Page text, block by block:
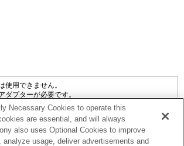
使用できません。
ダプターが必要です。
ません。
動作音が内蔵マイクから記録されます。
ド、S（シャッター優先）モード、M（マニュアル）モ
画撮影中にシャッタースピードや絞りの設定ができま
Necessary Cookies to operate this
are essential, and will always
also uses Optional Cookies to improve
analyze usage, deliver advertisements and